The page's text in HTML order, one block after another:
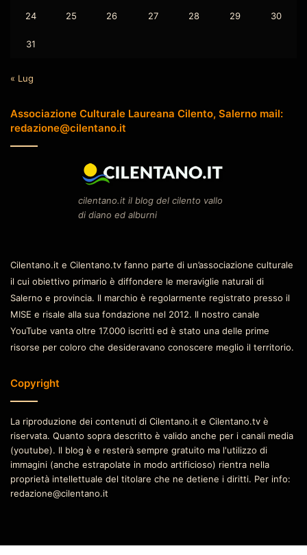
24 25 26 27 28 29 30
31
« Lug
Associazione Culturale Laureana Cilento, Salerno mail:
redazione@cilentano.it
cilentano.it il blog del cilento vallo
di diano ed alburni
Cilentano.it e Cilentano.tv fanno parte di un’associazione culturale
il cui obiettivo primario è diffondere le meraviglie naturali di
Salerno e provincia. Il marchio è regolarmente registrato presso il
MISE e risale alla sua fondazione nel 2012. Il nostro canale
YouTube vanta oltre 17.000 iscritti ed è stato una delle prime
risorse per coloro che desideravano conoscere meglio il territorio.
Copyright
La riproduzione dei contenuti di Cilentano.it e Cilentano.tv è
riservata. Quanto sopra descritto è valido anche per i canali media
(youtube). Il blog è e resterà sempre gratuito ma l'utilizzo di
immagini (anche estrapolate in modo artificioso) rientra nella
proprietà intellettuale del titolare che ne detiene i diritti. Per info:
redazione@cilentano.it